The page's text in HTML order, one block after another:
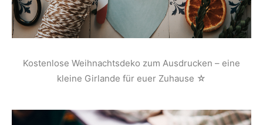
Kostenlose Weihnachtsdeko zum Ausdrucken – eine
kleine Girlande für euer Zuhause ☆